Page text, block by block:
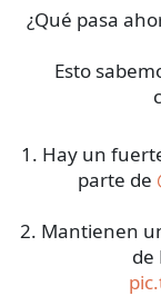
¿Qué pasa
Esto
1. Hay un
parte de
2. Mantienen
de